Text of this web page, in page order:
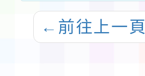
← 前往上一頁